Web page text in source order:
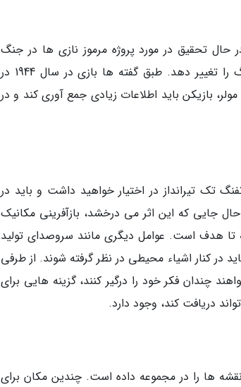
حال تحقیق در مورد پروژه مرموز نازی ها در جنگ
جهانی دوم به نام عملیات کراکن است که ظاهرا می تواند جریان جنگ را تغییر دهد. طبق گفته ها بازی در سال 1944 در
بازیکن باید اطلاعات زیادی جمع آوری کند و در
تک تیرانداز در اختیار خواهید داشت و باید در
جایی که این اثر می درخشد، بازآفرینی مکانیک
تا هدف است. عوامل دیگری مانند سروصدای تولید
در کنار اشیاء محیطی در نظر گرفته شوند. از طرفی
چندان فکر خود را درگیر کنند، گزینه هایی برای
دریافت کند، وجود دارد.
ها را در مجموعه داده است. چندین مکان برای